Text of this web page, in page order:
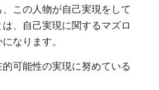
この人物が自己実現をして
、自己実現に関するマズロ
なります。
可能性の実現に努めている